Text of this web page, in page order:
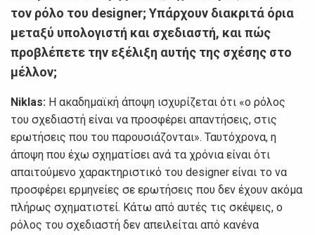
τον ρόλο του designer; Υπάρχουν διακριτά όρια
μεταξύ υπολογιστή και σχεδιαστή, και πώς
προβλέπετε την εξέλιξη αυτής της σχέσης στο
μέλλον;
Niklas: Η ακαδημαϊκή άποψη ισχυρίζεται ότι «ο ρόλος
του σχεδιαστή είναι να προσφέρει απαντήσεις, στις
ερωτήσεις που του παρουσιάζονται». Ταυτόχρονα, η
άποψη που έχω σχηματίσει ανά τα χρόνια είναι ότι
απαιτούμενο χαρακτηριστικό του designer είναι το να
προσφέρει ερμηνείες σε ερωτήσεις που δεν έχουν ακόμα
πλήρως σχηματιστεί. Κάτω από αυτές τις σκέψεις, ο
ρόλος του σχεδιαστή δεν απειλείται από κανένα